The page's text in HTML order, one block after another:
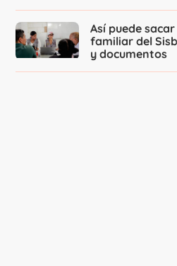
Así puede
familiar del
y documentos